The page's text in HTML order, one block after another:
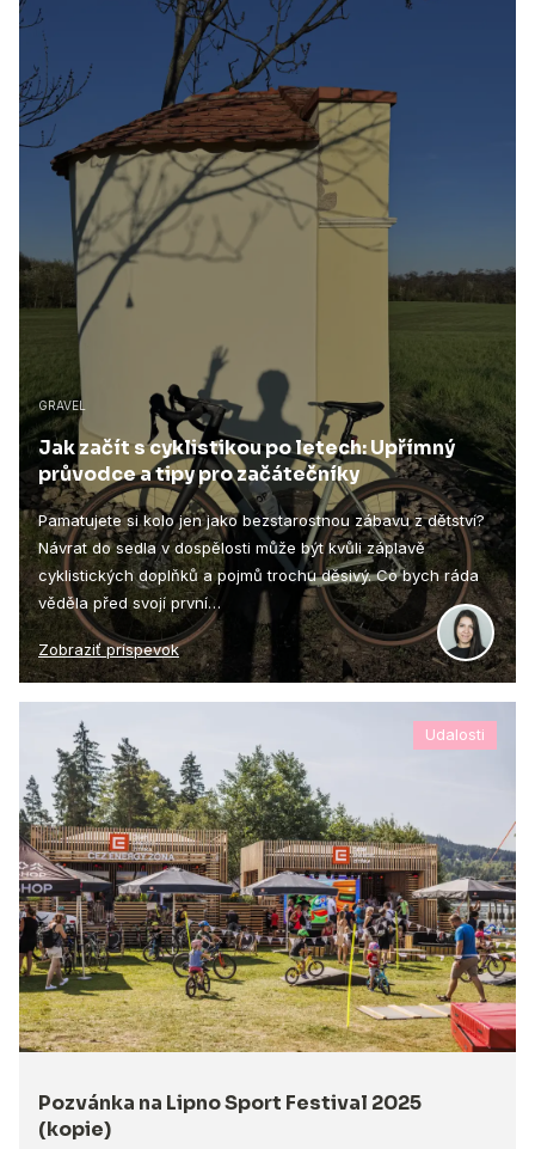
GRAVEL
Jak začít s cyklistikou po letech: Upřímný
průvodce a tipy pro začátečníky
Pamatujete si kolo jen jako bezstarostnou zábavu z dětství?
Návrat do sedla v dospělosti může být kvůli záplavě
cyklistických doplňků a pojmů trochu děsivý. Co bych ráda
věděla před svojí první…
Zobraziť príspevok
Udalosti
Pozvánka na Lipno Sport Festival 2025
(kopie)